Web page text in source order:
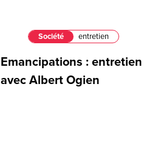
Société entretien
Emancipations : entretien
avec Albert Ogien